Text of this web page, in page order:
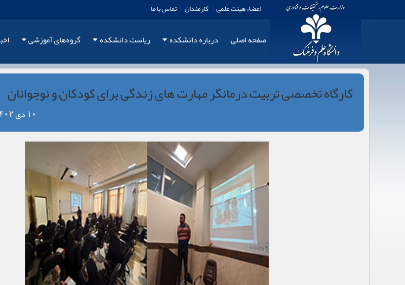
اعضاء هیئت علمی | کارمندان | تماس با ما
صفحه اصلی درباره دانشکده ریاست دانشکده گروه‌های آموزشی
کارگاه تخصصی تربیت درمانگر مهارت های زندگی برای کودکان و نوجوانان
10 دی 1402 - 11:47